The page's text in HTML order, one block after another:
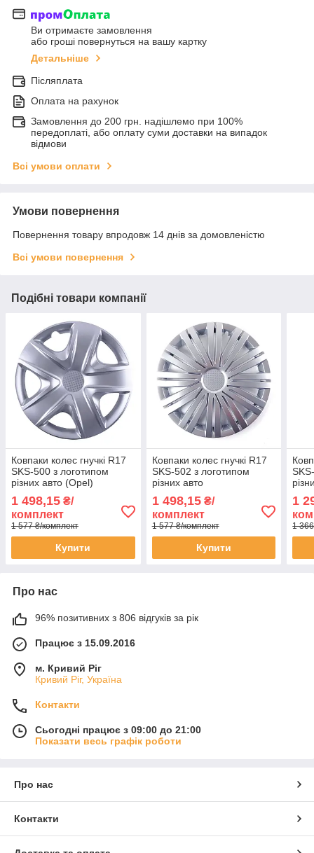
Ви отримаєте замовлення
або гроші повернуться на вашу картку
Детальніше
Післяплата
Оплата на рахунок
Замовлення до 200 грн. надішлемо при 100%
передоплаті, або оплату суми доставки на випадок
відмови
Всі умови оплати
Умови повернення
Повернення товару впродовж 14 днів за домовленістю
Всі умови повернення
Подібні товари компанії
Ковпаки колес гнучкі R17
SKS-500 з логотипом
різних авто (Opel)
1 498,15 ₴/
комплект
1 577 ₴/комплект
Купити
Ковпаки колес гнучкі R17
SKS-502 з логотипом
різних авто
1 498,15₴/
комплект
1 577 ₴/комплект
Купити
1
1
Про нас
96% позитивних з 806 відгуків за рік
Працює з 15.09.2016
м. Кривий Ріг
Кривий Ріг, Україна
Контакти
Сьогодні працює з 09:00 до 21:00
Показати весь графік роботи
Про нас
Контакти